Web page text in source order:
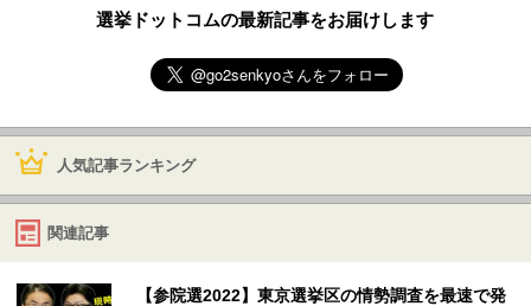
選挙ドットコムの最新記事をお届けします
人気記事ランキング
関連記事
【参院選2022】東京選挙区の情勢調査を最速で発